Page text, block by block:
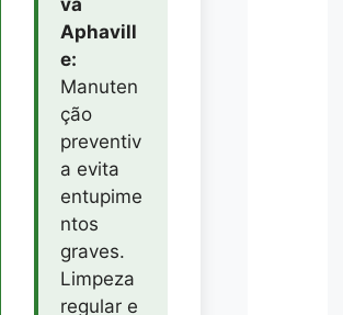
Aphavill
e:
Manuten
ção
preventiv
a evita
entupime
ntos
graves.
Limpeza
regular e